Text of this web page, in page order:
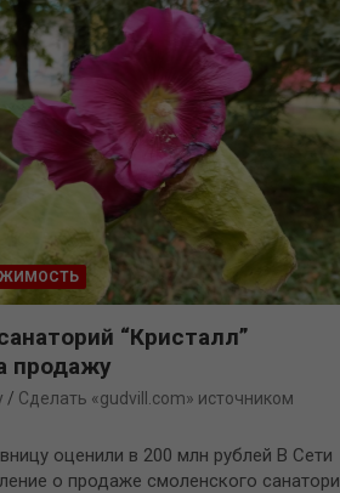
“Кристалл”
продажу
Сделать «gudvill.com» источником
оценили в 200 млн рублей В Сети
о продаже смоленского